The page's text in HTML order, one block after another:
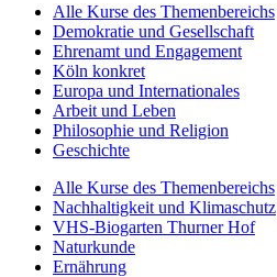
Alle Kurse des Themenbereichs
Demokratie und Gesellschaft
Ehrenamt und Engagement
Köln konkret
Europa und Internationales
Arbeit und Leben
Philosophie und Religion
Geschichte
Alle Kurse des Themenbereichs
Nachhaltigkeit und Klimaschutz
VHS-Biogarten Thurner Hof
Naturkunde
Ernährung